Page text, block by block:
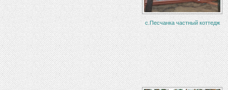
с.Песчанка частный коттедж